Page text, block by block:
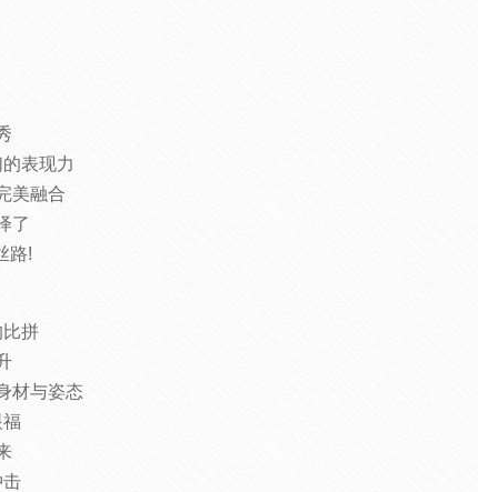
表现力
美融合
了
路!
拼
材与姿态
击